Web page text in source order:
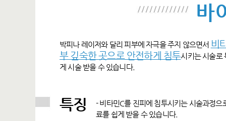
바
박피나 레이저와 달리 피부에 자극을 주지 않으면서 비
부 깊숙한 곳으로 안전하게 침투시키는 시술로
게 시술 받을 수 있습니다.
특징
- 비타민C를 진피에 침투시키는 시술과정으
료를 쉽게 받을 수 있습니다.